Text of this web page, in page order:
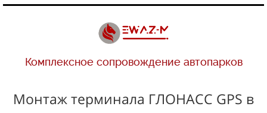
Комплексное сопровождение автопарков
Монтаж терминала ГЛОНАСС GPS в